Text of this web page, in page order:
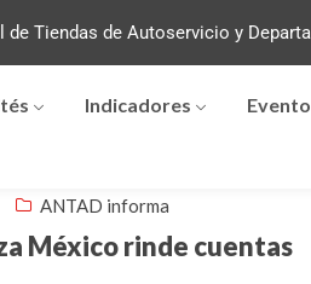
Tiendas de Autoservicio y
Indicadores
ANTAD informa
México rinde cuentas